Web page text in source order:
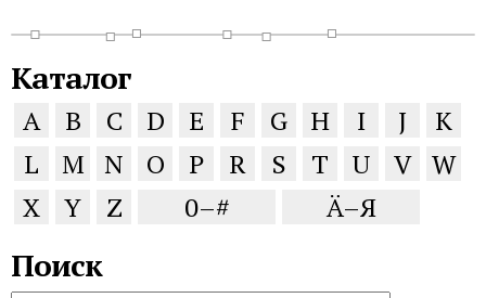
Каталог
A B C D E F G H I J
K
L
M N O P R S T U V W
X
Y Z 0–# Ä–Я
Поиск